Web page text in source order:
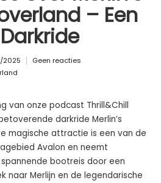
– Een
2025
Geen reacties
van onze podcast Thrill&Chill
darkride Merlin’s
magische attractie is een van de
Avalon en neemt
bootreis door een
naar Merlijn en de legendarische